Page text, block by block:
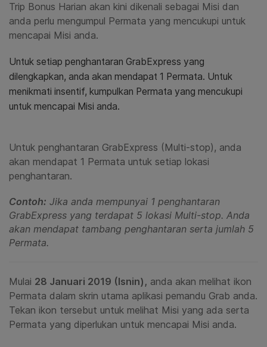
Trip Bonus Harian akan kini dikenali sebagai Misi dan
anda perlu mengumpul Permata yang mencukupi untuk
mencapai Misi anda.
Untuk setiap penghantaran GrabExpress yang
dilengkapkan, anda akan mendapat 1 Permata. Untuk
menikmati insentif, kumpulkan Permata yang mencukupi
untuk mencapai Misi anda.
Untuk penghantaran GrabExpress (Multi-stop), anda
akan mendapat 1 Permata untuk setiap lokasi
penghantaran.
Contoh: Jika anda mempunyai 1 penghantaran
GrabExpress yang terdapat 5 lokasi Multi-stop. Anda
akan mendapat tambang penghantaran serta jumlah 5
Permata.
Mulai 28 Januari 2019 (Isnin), anda akan melihat ikon
Permata dalam skrin utama aplikasi pemandu Grab anda.
Tekan ikon tersebut untuk melihat Misi yang ada serta
Permata yang diperlukan untuk mencapai Misi anda.